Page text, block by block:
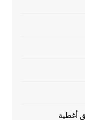
أغطية